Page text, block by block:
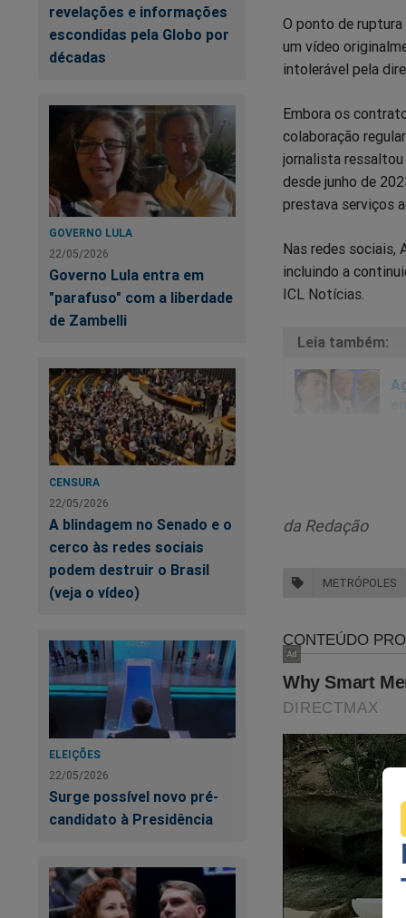
revelações e informações
escondidas pela Globo por
décadas
GOVERNO LULA
22/05/2026
Governo Lula entra em
"parafuso" com a liberdade
de Zambelli
CENSURA
22/05/2026
A blindagem no Senado e o
cerco às redes sociais
podem destruir o Brasil
(veja o vídeo)
ELEIÇÕES
22/05/2026
Surge possível novo pré-
candidato à Presidência
O ponto de
um vídeo
intolerável pela
Embora os
colaboração
jornalista ressaltou
desde junho de
prestava serviços
Nas redes sociais,
incluindo a
ICL Notícias.
Quer apoiar o
Segredos da
escusas relações
https://
Outra forma de
assistir o primeiro
Revista A
no link abaixo:
https://
da Redação
METRÓPOLES